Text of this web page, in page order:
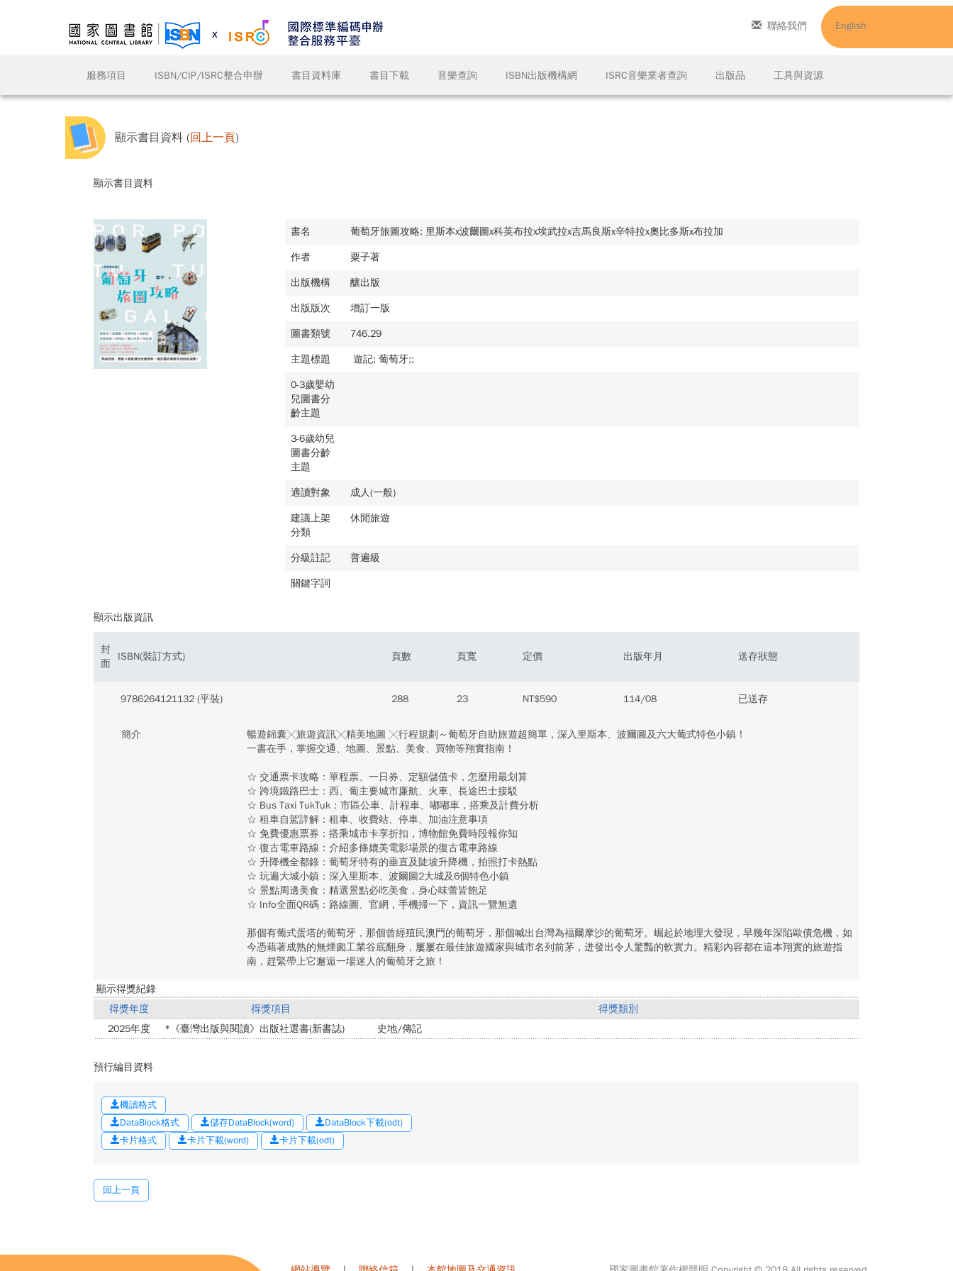
服務項目 ISBN/CIP/ISRC整合申辦 書目資料庫 書目下載 音樂查詢 ISBN出版機構網 ISRC音樂業者查詢 出版品 工具與資源
聯絡我們 English
顯示書目資料 (回上一頁)
顯示書目資料
書名 葡萄牙旅圖攻略: 里斯本x波爾圖x科英布拉x埃武拉x吉馬良斯x辛特拉x奧比多斯x布拉加
作者 粟子著
出版機構 釀出版
出版版次 增訂一版
圖書類號 746.29
主題標題 遊記; 葡萄牙;;
0-3歲嬰幼
兒圖書分
齡主題
3-6歲幼兒
圖書分齡
主題
適讀對象 成人(一般)
建議上架
分類
休閒旅遊
分級註記 普遍級
關鍵字詞
顯示出版資訊
封
面
ISBN(裝訂方式) 頁數 頁寬 定價 出版年月 送存狀態
9786264121132 (平裝) 288 23 NT$590 114/08 已送存
簡介
暢遊錦囊╳旅遊資訊╳精美地圖 ╳行程規劃～葡萄牙自助旅遊超簡單，深入里斯本、波爾圖及六大葡式特色小鎮！
一書在手，掌握交通、地圖、景點、美食、買物等翔實指南！
☆ 交通票卡攻略：單程票、一日券、定額儲值卡，怎麼用最划算
☆ 跨境鐵路巴士：西、葡主要城市廉航、火車、長途巴士接駁
☆ Bus Taxi TukTuk：市區公車、計程車、嘟嘟車，搭乘及計費分析
☆ 租車自駕詳解：租車、收費站、停車、加油注意事項
☆ 免費優惠票券：搭乘城市卡享折扣，博物館免費時段報你知
☆ 復古電車路線：介紹多條媲美電影場景的復古電車路線
☆ 升降機全都錄：葡萄牙特有的垂直及陡坡升降機，拍照打卡熱點
☆ 玩遍大城小鎮：深入里斯本、波爾圖2大城及6個特色小鎮
☆ 景點周邊美食：精選景點必吃美食，身心味蕾皆飽足
☆ Info全面QR碼：路線圖、官網，手機掃一下，資訊一覽無遺
那個有葡式蛋塔的葡萄牙，那個曾經殖民澳門的葡萄牙，那個喊出台灣為福爾摩沙的葡萄牙。崛起於地理大發現，早幾年深陷歐債危機，如
今憑藉著成熟的無煙囪工業谷底翻身，屢屢在最佳旅遊國家與城市名列前茅，迸發出令人驚豔的軟實力。精彩內容都在這本翔實的旅遊指
南，趕緊帶上它邂逅一場迷人的葡萄牙之旅！
顯示得獎紀錄
得獎年度
得獎項目
得獎類別
2025年度
*《臺灣出版與閱讀》出版社選書(新書誌) 史地/傳記
預行編目資料
機讀格式
DataBlock格式
儲存DataBlock(word)
DataBlock下載(odt)
卡片格式
卡片下載(word) 卡片下載(odt)
回上一頁